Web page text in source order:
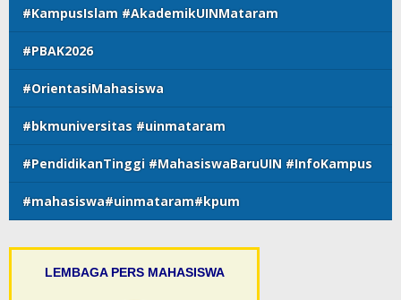
#KampusIslam #AkademikUINMataram
#PBAK2026
#OrientasiMahasiswa
#bkmuniversitas #uinmataram
#PendidikanTinggi #MahasiswaBaruUIN #InfoKampus
#mahasiswa#uinmataram#kpum
LEMBAGA PERS MAHASISWA